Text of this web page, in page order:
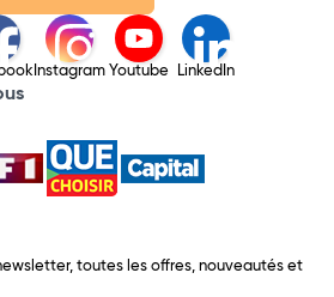
Instagram Youtube LinkedIn
toutes les offres, nouveautés et